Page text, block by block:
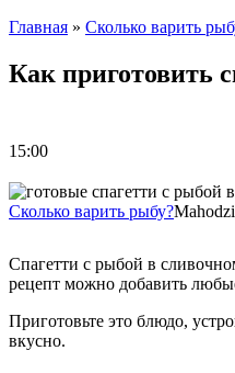
Главная » Сколько варить
Как приготовить
15:00
Сколько варить рыбу?
Спагетти с рыбой в
рецепт можно добавить
Приготовьте это блюдо,
вкусно.